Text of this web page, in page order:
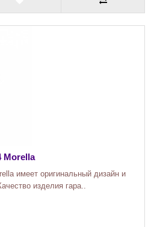
Morella
имеет оригинальный дизайн и
изделия гара..